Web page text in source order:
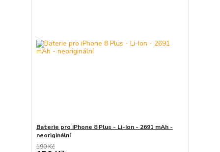
Baterie pro iPhone 8 Plus - Li-Ion - 2691 mAh -
neoriginální
190 Kč